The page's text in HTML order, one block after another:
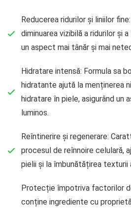
Reducerea ridurilor și liniilor
diminuarea vizibilă a ridurilor și
un aspect mai tânăr și mai
Hidratare intensă: Formula sa
hidratante ajută la menținerea
hidratare în piele, asigurând un
luminos.
Reîntinerire și regenerare:
procesul de reînnoire celulară,
pielii și la îmbunătățirea texturii
Protecție împotriva factorilor
conține ingrediente cu